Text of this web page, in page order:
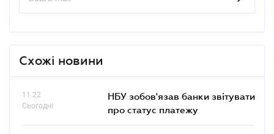
Схожі новини
11.22
Сьогодні
НБУ зобов'язав банки звітувати
про статус платежу